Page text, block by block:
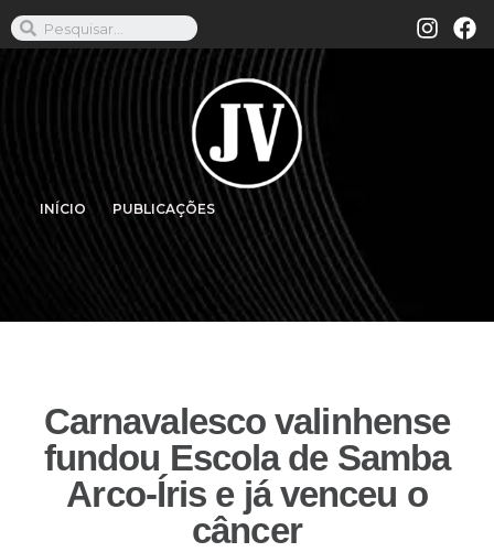
INÍCIO PUBLICAÇÕES
Carnavalesco valinhense
fundou Escola de Samba
Arco-Íris e já venceu o
câncer